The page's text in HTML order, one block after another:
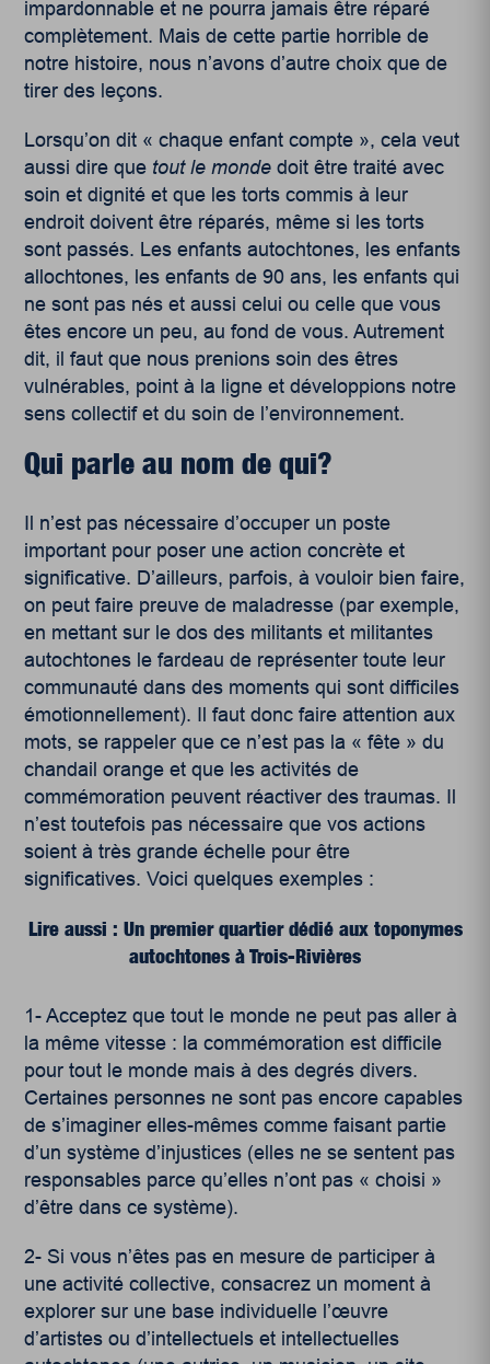
impardonnable et ne pourra jamais être réparé
complètement. Mais de cette partie horrible de
notre histoire, nous n’avons d’autre choix que de
tirer des leçons.
Lorsqu’on dit « chaque enfant compte », cela veut
aussi dire que tout le monde doit être traité avec
soin et dignité et que les torts commis à leur
endroit doivent être réparés, même si les torts
sont passés. Les enfants autochtones, les enfants
allochtones, les enfants de 90 ans, les enfants qui
ne sont pas nés et aussi celui ou celle que vous
êtes encore un peu, au fond de vous. Autrement
dit, il faut que nous prenions soin des êtres
vulnérables, point à la ligne et développions notre
sens collectif et du soin de l’environnement.
Qui parle au nom de qui?
Il n’est pas nécessaire d’occuper un poste
important pour poser une action concrète et
significative. D’ailleurs, parfois, à vouloir bien faire,
on peut faire preuve de maladresse (par exemple,
en mettant sur le dos des militants et militantes
autochtones le fardeau de représenter toute leur
communauté dans des moments qui sont difficiles
émotionnellement). Il faut donc faire attention aux
mots, se rappeler que ce n’est pas la « fête » du
chandail orange et que les activités de
commémoration peuvent réactiver des traumas. Il
n’est toutefois pas nécessaire que vos actions
soient à très grande échelle pour être
significatives. Voici quelques exemples :
Lire aussi : Un premier quartier dédié aux toponymes
autochtones à Trois-Rivières
1- Acceptez que tout le monde ne peut pas aller à
la même vitesse : la commémoration est difficile
pour tout le monde mais à des degrés divers.
Certaines personnes ne sont pas encore capables
de s’imaginer elles-mêmes comme faisant partie
d’un système d’injustices (elles ne se sentent pas
responsables parce qu’elles n’ont pas « choisi »
d’être dans ce système).
2- Si vous n’êtes pas en mesure de participer à
une activité collective, consacrez un moment à
explorer sur une base individuelle l’œuvre
d’artistes ou d’intellectuels et intellectuelles